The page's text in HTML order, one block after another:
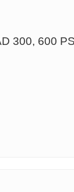
300, 600